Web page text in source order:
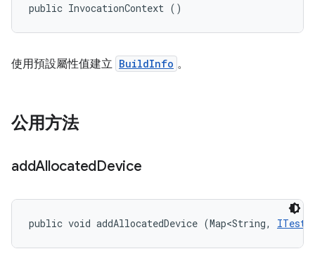
public InvocationContext ()
使用預設屬性值建立 BuildInfo 。
公用方法
addAllocatedDevice
public void addAllocatedDevice (Map<String,